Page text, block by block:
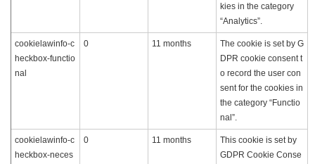
kies in the category
“Analytics”.
cookielawinfo-c
heckbox-functio
nal
0 11 months
The cookie is set by G
DPR cookie consent t
o record the user con
sent for the cookies in
the category “Functio
nal”.
cookielawinfo-c
heckbox-neces
0 11 months
This cookie is set by
GDPR Cookie Conse